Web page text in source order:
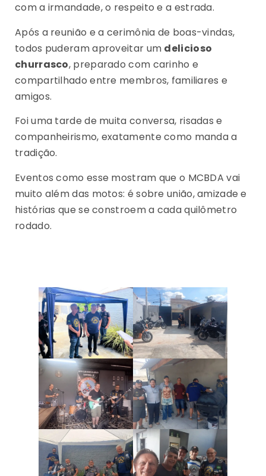
com a irmandade, o respeito e a estrada.
Após a reunião e a cerimônia de boas-vindas,
todos puderam aproveitar um delicioso
churrasco, preparado com carinho e
compartilhado entre membros, familiares e
amigos.
Foi uma tarde de muita conversa, risadas e
companheirismo, exatamente como manda a
tradição.
Eventos como esse mostram que o MCBDA vai
muito além das motos: é sobre união, amizade e
histórias que se constroem a cada quilômetro
rodado.